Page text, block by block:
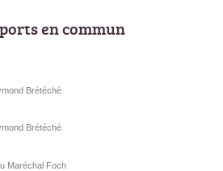
en commun
Brétéché
Brétéché
Maréchal Foch